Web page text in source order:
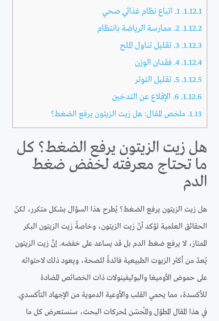
1.12.1. 1. اتباع نظام غذائي صحي
1.12.2. 2. ممارسة الرياضة بانتظام
1.12.3. 3. تقليل تناول الملح
1.12.4. 4. فقدان الوزن
1.12.5. 5. تقليل التوتر
1.12.6. 6. الإقلاع عن التدخين
1.13. ملخص المقال: هل زيت الزيتون يرفع الضغط؟
هل زيت الزيتون يرفع الضغط؟ كل
ما تحتاج معرفته لخفض ضغط
الدم
هل زيت الزيتون يرفع الضغط؟ يُطرح هذا السؤال بشكل متكرر، لكنّ
الحقائق العلمية تؤكد أنّ زيت الزيتون، وخاصةً زيت الزيتون البكر
الممتاز، لا يرفع ضغط الدم بل قد يساعد على خفضه. إنَّ زيت الزيتون
يُعدّ من أكثر الزيوت الطبيعية فائدةً للصحة، ويعود ذلك لاحتوائه
على حموض الأوميغا والبوليفينولات ذات الخصائص المضادة
للأكسدة، مما يحمي القلب والأوعية الدموية من الإجهاد التأكسدي.
في هذا المقال المطوّل والمُحسّن لمحركات البحث، سنستعرض كل ما